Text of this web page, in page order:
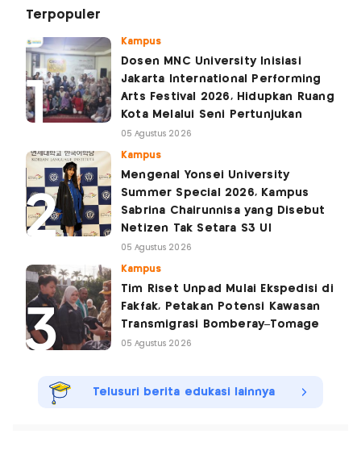
Terpopuler
Kampus
Dosen MNC University Inisiasi
Jakarta International Performing
Arts Festival 2026, Hidupkan Ruang
Kota Melalui Seni Pertunjukan
05 Agustus 2026
Kampus
Mengenal Yonsei University
Summer Special 2026, Kampus
Sabrina Chairunnisa yang Disebut
Netizen Tak Setara S3 UI
05 Agustus 2026
Kampus
Tim Riset Unpad Mulai Ekspedisi di
Fakfak, Petakan Potensi Kawasan
Transmigrasi Bomberay–Tomage
05 Agustus 2026
Telusuri berita edukasi lainnya